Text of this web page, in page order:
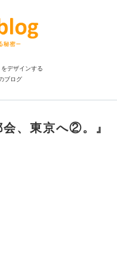
をデザインする
ブログ
、東京へ②。』